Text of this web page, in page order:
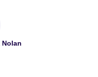
Nolan